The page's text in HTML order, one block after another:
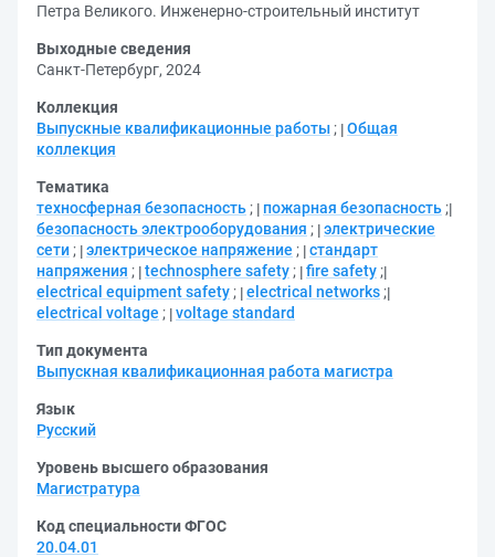
Петра Великого. Инженерно-строительный институт
Выходные сведения
Санкт-Петербург, 2024
Коллекция
Выпускные квалификационные работы ; Общая
коллекция
Тематика
техносферная безопасность ; пожарная безопасность ;
безопасность электрооборудования ; электрические
сети ; электрическое напряжение ; стандарт
напряжения ; technosphere safety ; fire safety ;
electrical equipment safety ; electrical networks ;
electrical voltage ; voltage standard
Тип документа
Выпускная квалификационная работа магистра
Язык
Русский
Уровень высшего образования
Магистратура
Код специальности ФГОС
20.04.01